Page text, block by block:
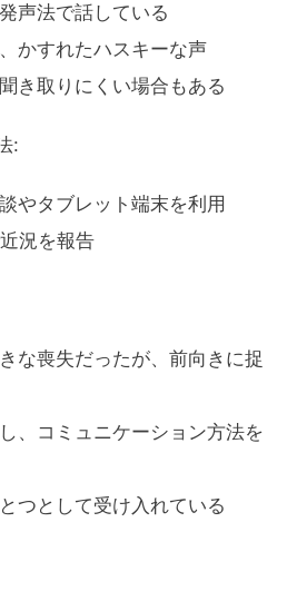
声法で話している
かすれたハスキーな声
き取りにくい場合もある
:
やタブレット端末を利用
況を報告
な喪失だったが、前向きに捉
、コミュニケーション方法を
つとして受け入れている